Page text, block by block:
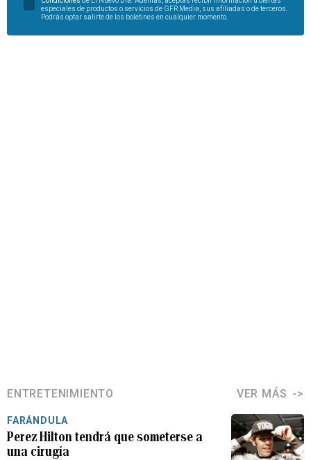
especiales de productos o servicios de GFR Media, sus afiliadas o de terceros.
Podrás optar salirte de los boletines en cualquier momento.
ENTRETENIMIENTO VER MÁS
FARÁNDULA
Perez Hilton tendrá que someterse a
una cirugía